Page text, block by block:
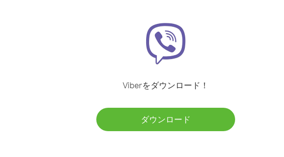
Viberをダウンロード！
ダウンロード